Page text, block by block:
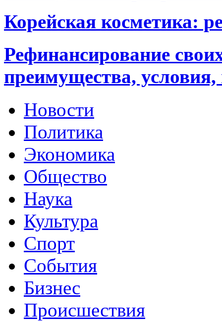
Корейская косметика:
Рефинансирование
преимущества,
Новости
Политика
Экономика
Общество
Наука
Культура
Спорт
События
Бизнес
Происшествия